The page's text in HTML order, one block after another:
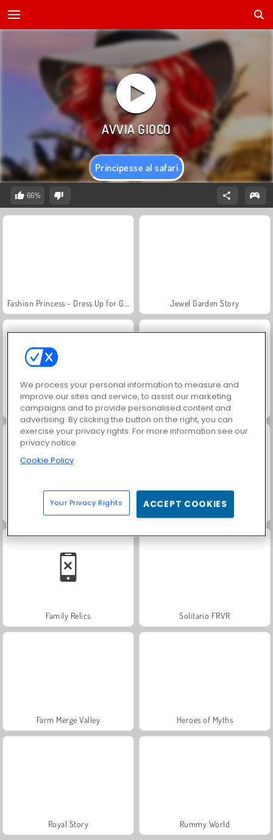
Principesse al safari
66%
Jewel Garden Story
Masha and the Bear: Meadows Scala 40
Family Relics Solitario FRVR
Farm Merge Valley Heroes of Myths
Royal Story Rummy World
We process your personal information to measure and
improve our sites and service, to assist our marketing
campaigns and to provide personalised content and
advertising. By clicking the button on the right, you can
exercise your privacy rights. For more information see our
privacy notice
Cookie Policy
Your Privacy Rights ACCEPT COOKIES